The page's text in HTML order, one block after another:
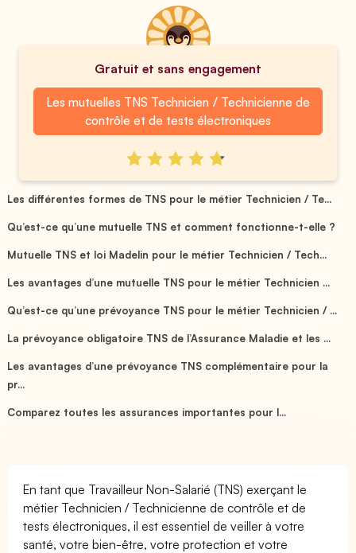
Gratuit et sans engagement
Les mutuelles TNS Technicien / Technicienne de
contrôle et de tests électroniques
Les différentes formes de TNS pour le métier Technicien / Te...
Qu’est-ce qu’une mutuelle TNS et comment fonctionne-t-elle ?
Mutuelle TNS et loi Madelin pour le métier Technicien / Tech...
Les avantages d’une mutuelle TNS pour le métier Technicien ...
Qu’est-ce qu’une prévoyance TNS pour le métier Technicien / ...
La prévoyance obligatoire TNS de l’Assurance Maladie et les ...
Les avantages d’une prévoyance TNS complémentaire pour la
pr...
Comparez toutes les assurances importantes pour l...
En tant que Travailleur Non-Salarié (TNS) exerçant le
métier Technicien / Technicienne de contrôle et de
tests électroniques, il est essentiel de veiller à votre
santé, votre bien-être, votre protection et votre